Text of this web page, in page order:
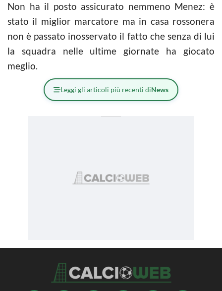
Non ha il posto assicurato nemmeno Menez: è
stato il miglior marcatore ma in casa rossonera
non è passato inosservato il fatto che senza di lui
la squadra nelle ultime giornate ha giocato
meglio.
Leggi gli articoli più recenti diNews